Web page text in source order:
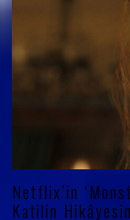
Netflix’in
Katilin